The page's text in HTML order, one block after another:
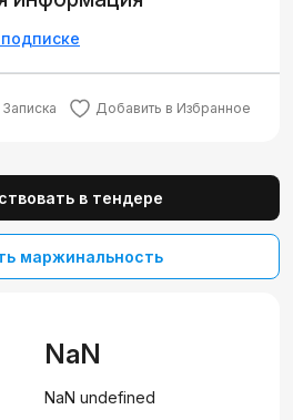
Записка Добавить в Избранное
в тендере
маржинальность
NaN
NaN undefined